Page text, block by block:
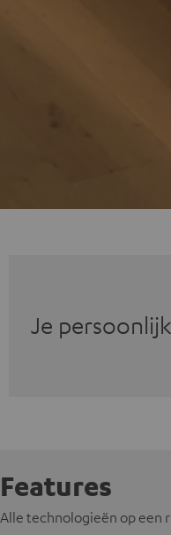
Je
Features
Alle technologieën op een